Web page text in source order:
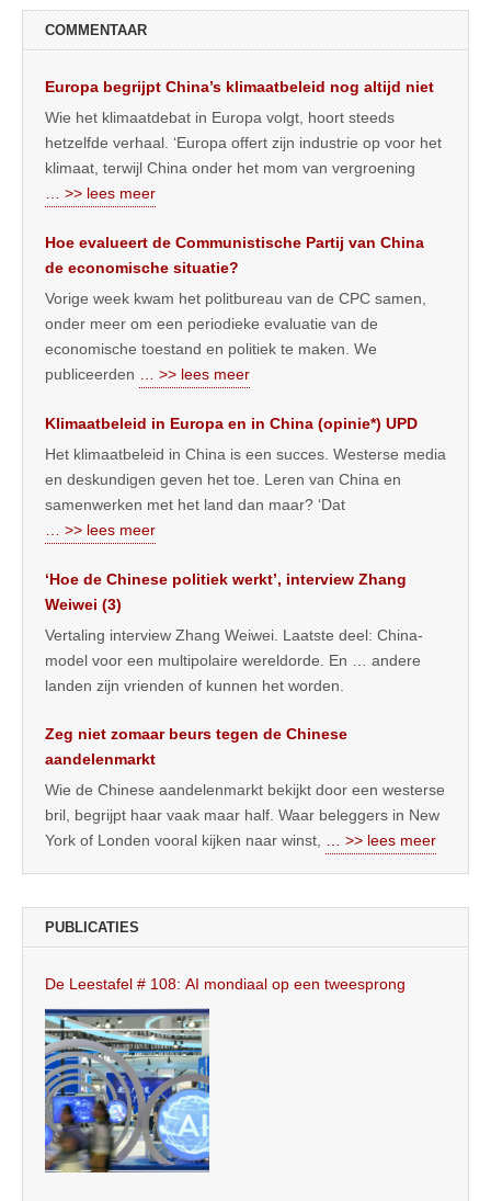
COMMENTAAR
Europa begrijpt China’s klimaatbeleid nog altijd niet
Wie het klimaatdebat in Europa volgt, hoort steeds
hetzelfde verhaal. ‘Europa offert zijn industrie op voor het
klimaat, terwijl China onder het mom van vergroening
… >> lees meer
Hoe evalueert de Communistische Partij van China
de economische situatie?
Vorige week kwam het politbureau van de CPC samen,
onder meer om een periodieke evaluatie van de
economische toestand en politiek te maken. We
publiceerden … >> lees meer
Klimaatbeleid in Europa en in China (opinie*) UPD
Het klimaatbeleid in China is een succes. Westerse media
en deskundigen geven het toe. Leren van China en
samenwerken met het land dan maar? ‘Dat
… >> lees meer
‘Hoe de Chinese politiek werkt’, interview Zhang
Weiwei (3)
Vertaling interview Zhang Weiwei. Laatste deel: China-
model voor een multipolaire wereldorde. En … andere
landen zijn vrienden of kunnen het worden.
Zeg niet zomaar beurs tegen de Chinese
aandelenmarkt
Wie de Chinese aandelenmarkt bekijkt door een westerse
bril, begrijpt haar vaak maar half. Waar beleggers in New
York of Londen vooral kijken naar winst, … >> lees meer
PUBLICATIES
De Leestafel # 108: AI mondiaal op een tweesprong